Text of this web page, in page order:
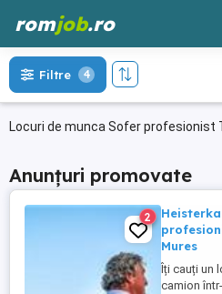
romjob.ro
Locuri de munca Sofer profesionist
Filtre 4
Anunțuri promovate
2
Mures
Îți cauți un
camion